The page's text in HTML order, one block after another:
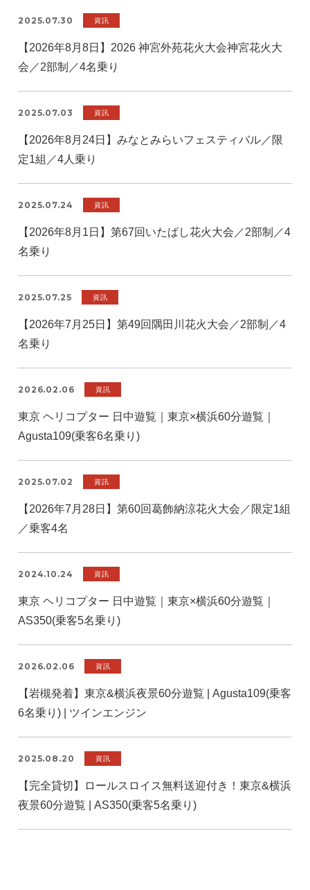
2025.07.30 資訊
【2026年8月8日】2026 神宮外苑花火大会神宮花火大
会／2部制／4名乗り
2025.07.03 資訊
【2026年8月24日】みなとみらいフェスティバル／限
定1組／4人乗り
2025.07.24 資訊
【2026年8月1日】第67回いたばし花火大会／2部制／4
名乗り
2025.07.25 資訊
【2026年7月25日】第49回隅田川花火大会／2部制／4
名乗り
2026.02.06 資訊
東京 ヘリコプター 日中遊覧｜東京×横浜60分遊覧｜
Agusta109(乗客6名乗り)
2025.07.02 資訊
【2026年7月28日】第60回葛飾納涼花火大会／限定1組
／乗客4名
2024.10.24 資訊
東京 ヘリコプター 日中遊覧｜東京×横浜60分遊覧｜
AS350(乗客5名乗り)
2026.02.06 資訊
【岩槻発着】東京&横浜夜景60分遊覧 | Agusta109(乗客
6名乗り) | ツインエンジン
2025.08.20 資訊
【完全貸切】ロールスロイス無料送迎付き！東京&横浜
夜景60分遊覧 | AS350(乗客5名乗り)